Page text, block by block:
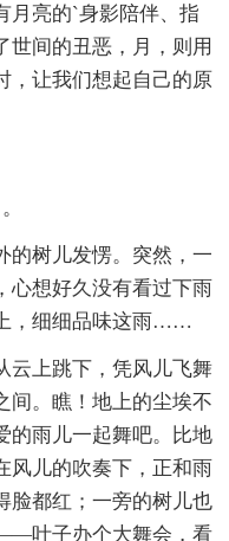
月亮的`身影陪伴、指
世间的丑恶，月，则用
，让我们想起自己的原
的树儿发愣。突然，一
想好久没有看过下雨
，细细品味这雨……
云上跳下，凭风儿飞舞
间。瞧！地上的尘埃不
的雨儿一起舞吧。比地
风儿的吹奏下，正和雨
脸都红；一旁的树儿也
叶子办个大舞会，看